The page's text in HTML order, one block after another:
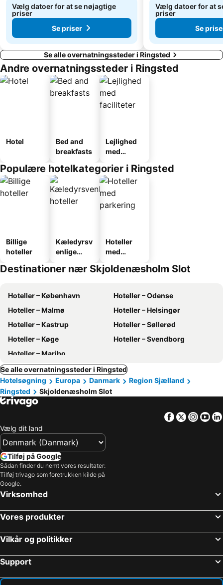
Nordre Toldbod
Roskilde Lufthavn
Vælg datoer for at se nøjagtige
priser
Se priser
Vælg datoer for at
priser
Se
Se alle overnatningssteder i Ringsted
Andre overnatningssteder i Ringsted
Hotel
Bed and
breakfasts
Lejlighed
med
Populære hotelkategorier i Ringsted
Billige
hoteller
Kæledyrsv
enlige
Hoteller
med
Destinationer nær Skjoldenæsholm Slot
Hoteller – København
Hoteller – Odense
Hoteller – Malmø
Hoteller – Helsingør
Hoteller – Kastrup
Hoteller – Søllerød
Hoteller – Køge
Hoteller – Svendborg
Hoteller – Maribo
Se alle overnatningssteder i Ringsted
Hotelsøgning
Europa Danmark
Region Sjælland
Ringsted
Skjoldenæsholm Slot
Facebook
Twitter
Vælg dit land
Tilføj på Google
Sådan finder du nemt vores resultater:
Tilføj trivago som foretrukken kilde på
Google.
Virksomhed
Vores produkter
Vilkår og politikker
Support